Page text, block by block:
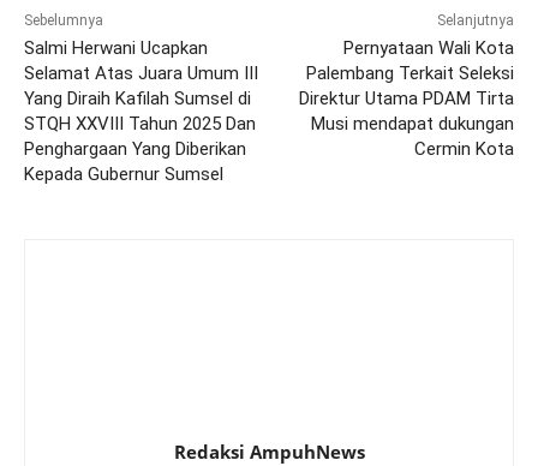
Sebelumnya
Salmi Herwani Ucapkan
Selamat Atas Juara Umum III
Yang Diraih Kafilah Sumsel di
STQH XXVIII Tahun 2025 Dan
Penghargaan Yang Diberikan
Kepada Gubernur Sumsel
Selanjutnya
Pernyataan Wali Kota
Palembang Terkait Seleksi
Direktur Utama PDAM Tirta
Musi mendapat dukungan
Cermin Kota
Redaksi AmpuhNews